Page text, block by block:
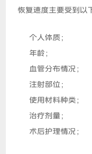
恢复速度主要受到以
个人体质；
年龄；
血管分布情况；
注射部位；
使用材料种类；
治疗剂量；
术后护理情况；